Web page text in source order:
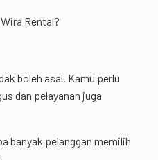
Rental?
boleh asal. Kamu perlu
dan pelayanan juga
banyak pelanggan memilih